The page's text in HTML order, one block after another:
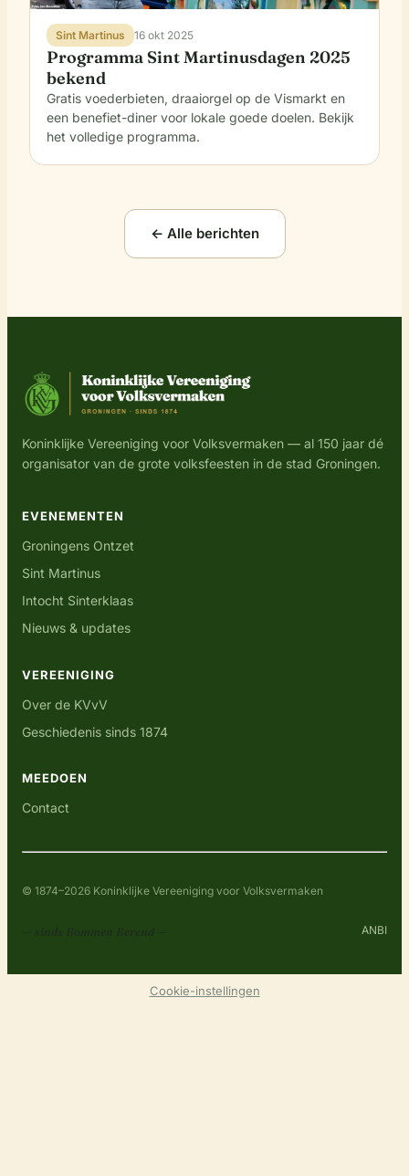
Sint Martinus 16 okt 2025
Programma Sint Martinusdagen 2025
bekend
Gratis voederbieten, draaiorgel op de Vismarkt en
een benefiet-diner voor lokale goede doelen. Bekijk
het volledige programma.
← Alle berichten
Koninklijke Vereeniging voor Volksvermaken — al 150 jaar dé
organisator van de grote volksfeesten in de stad Groningen.
EVENEMENTEN
Groningens Ontzet
Sint Martinus
Intocht Sinterklaas
Nieuws & updates
VEREENIGING
Over de KVvV
Geschiedenis sinds 1874
MEEDOEN
Contact
© 1874–2026 Koninklijke Vereeniging voor Volksvermaken
— sinds Bommen Berend — ANBI
Cookie-instellingen